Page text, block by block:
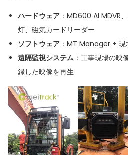
ハードウェア ：MD600 AI MDVR
灯、磁気カードリーダー
ソフトウェア ：MT Manager + 現
遠隔監視システム ：工事現場の映
録した映像を再生